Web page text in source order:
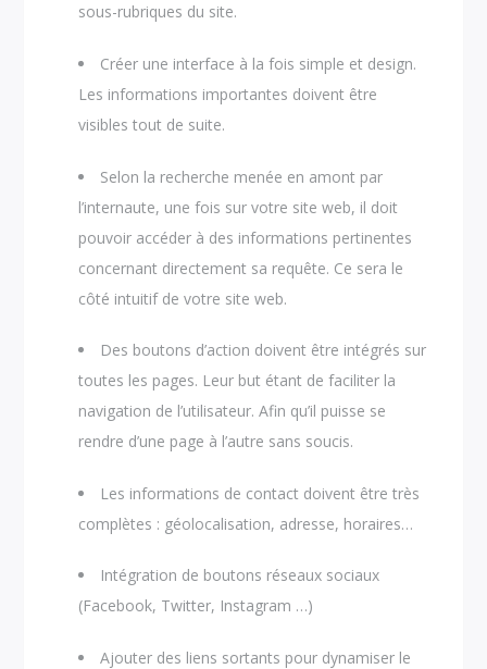
sous-rubriques du site.
Créer une interface à la fois simple et design.
Les informations importantes doivent être
visibles tout de suite.
Selon la recherche menée en amont par
l’internaute, une fois sur votre site web, il doit
pouvoir accéder à des informations pertinentes
concernant directement sa requête. Ce sera le
côté intuitif de votre site web.
Des boutons d’action doivent être intégrés sur
toutes les pages. Leur but étant de faciliter la
navigation de l’utilisateur. Afin qu’il puisse se
rendre d’une page à l’autre sans soucis.
Les informations de contact doivent être très
complètes : géolocalisation, adresse, horaires…
Intégration de boutons réseaux sociaux
(Facebook, Twitter, Instagram …)
Ajouter des liens sortants pour dynamiser le